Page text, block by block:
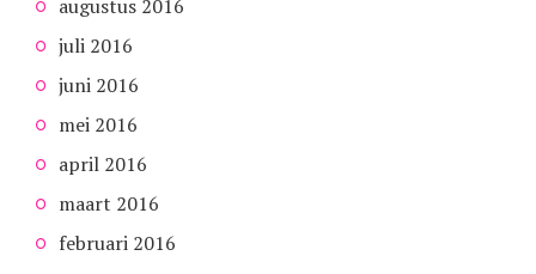
augustus 2016
juli 2016
juni 2016
mei 2016
april 2016
maart 2016
februari 2016